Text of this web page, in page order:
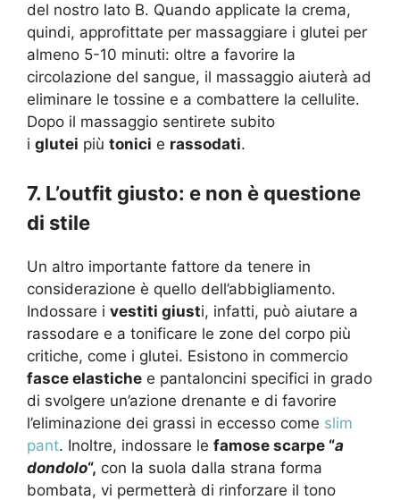
del nostro lato B. Quando applicate la crema,
quindi, approfittate per massaggiare i glutei per
almeno 5-10 minuti: oltre a favorire la
circolazione del sangue, il massaggio aiuterà ad
eliminare le tossine e a combattere la cellulite.
Dopo il massaggio sentirete subito
i glutei più tonici e rassodati.
7. L’outfit giusto: e non è questione
di stile
Un altro importante fattore da tenere in
considerazione è quello dell’abbigliamento.
Indossare i vestiti giusti, infatti, può aiutare a
rassodare e a tonificare le zone del corpo più
critiche, come i glutei. Esistono in commercio
fasce elastiche e pantaloncini specifici in grado
di svolgere un’azione drenante e di favorire
l’eliminazione dei grassi in eccesso come slim
pant. Inoltre, indossare le famose scarpe “a
dondolo“, con la suola dalla strana forma
bombata, vi permetterà di rinforzare il tono